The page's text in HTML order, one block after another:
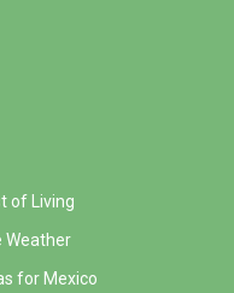
of Living
Weather
for Mexico